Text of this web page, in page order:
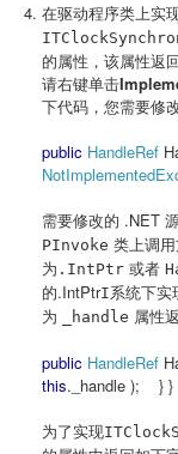
在驱动程序类上实
的属性，该属性返
请右键单击
下代码，您需要修
public HandleRef
需要修改的 .NET
PInvoke 类上调
为 .IntPtr 或者
的.IntPtrI系统下
为
_handle 属性
public HandleRef
this._handle ); } }
为了实现